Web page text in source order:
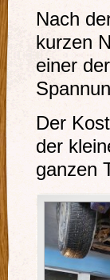
Nach
kurzen
einer
Der
der
ganzen